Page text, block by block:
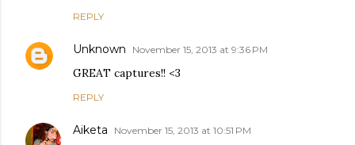
REPLY
Unknown November 15, 2013 at 9:36 PM
GREAT captures!! <3
REPLY
Aiketa November 15, 2013 at 10:51 PM